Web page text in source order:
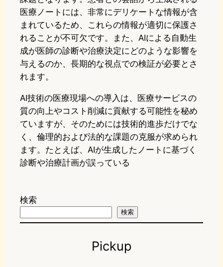
医療ノートには、非常にデリケートな情報が含
まれているため、これらの情報が適切に保護さ
れることが不可欠です。また、AIによる自動生
成が医師の診断や治療決定にどのような影響を
与えるのか、長期的な視点での検証が必要とさ
れます。
AI技術の医療現場への導入は、医療サービスの
質の向上やコスト削減に貢献する可能性を秘め
ていますが、そのためには技術的進歩だけでな
く、倫理的および法的な課題の克服が求められ
ます。たとえば、AIが生成したノートに基づく
診断や治療計画が誤っている
検索
検索
Pickup